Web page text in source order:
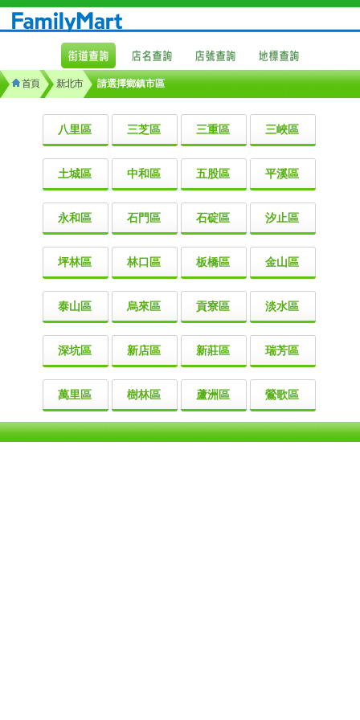
首頁 新北市 請選擇鄉鎮市區
八里區 三芝區 三重區 三峽區
土城區 中和區 五股區 平溪區
永和區 石門區 石碇區 汐止區
坪林區 林口區 板橋區 金山區
泰山區 烏來區 貢寮區 淡水區
深坑區 新店區 新莊區 瑞芳區
萬里區 樹林區 蘆洲區 鶯歌區